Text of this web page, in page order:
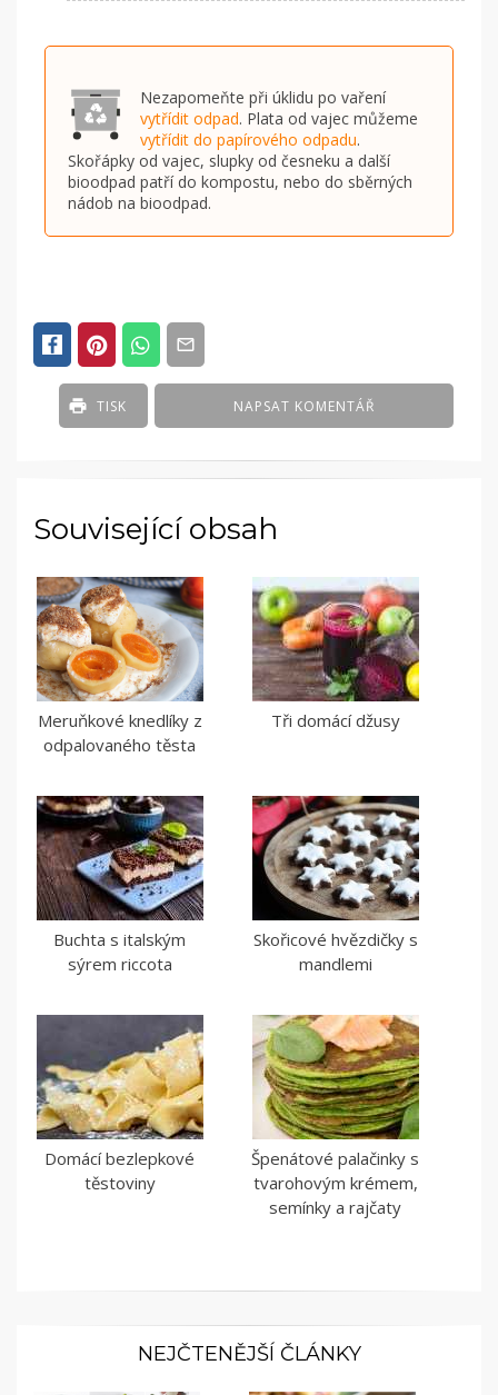
Nezapomeňte při úklidu po vaření
vytřídit odpad. Plata od vajec můžeme
vytřídit do papírového odpadu.
Skořápky od vajec, slupky od česneku a další
bioodpad patří do kompostu, nebo do sběrných
nádob na bioodpad.
NAPSAT KOMENTÁŘ
TISK
Související obsah
Meruňkové knedlíky z
odpalovaného těsta
Tři domácí džusy
Buchta s italským
sýrem riccota
Skořicové hvězdičky s
mandlemi
Domácí bezlepkové
těstoviny
Špenátové palačinky s
tvarohovým krémem,
semínky a rajčaty
NEJČTENĚJŠÍ ČLÁNKY